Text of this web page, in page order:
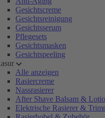
Gesichtscreme
Gesichtsreinigung
Gesichtsserum
Pflegesets
Gesichtsmasken
Gesichtspeeling
Alle anzeigen
Rasiercreme
Nassrasierer
After Shave Balsam &
Elektrische Rasierer &